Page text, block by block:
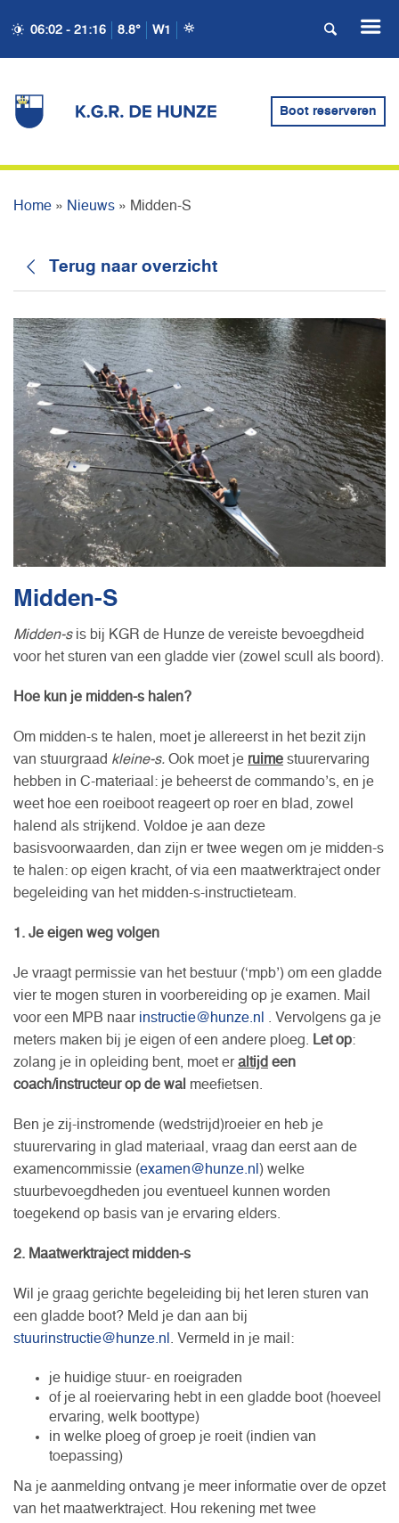
06:02 - 21:16 8.8° W1
Boot reserveren
Home » Nieuws » Midden-S
Terug naar overzicht
Midden-S
Midden-sis bij KGR de Hunze de vereiste bevoegdheid
voor het sturen van een gladde vier (zowel scull als boord).
Hoe kun je midden-s halen?
Om midden-s te halen, moet je allereerst in het bezit zijn
van stuurgraad kleine-s. Ook moet je ruime stuurervaring
hebben in C-materiaal: je beheerst de commando’s, en je
weet hoe een roeiboot reageert op roer en blad, zowel
halend als strijkend. Voldoe je aan deze
basisvoorwaarden, dan zijn er twee wegen om je midden-s
te halen: op eigen kracht, of via een maatwerktraject onder
begeleiding van het midden-s-instructieteam.
1. Je eigen weg volgen
Je vraagt permissie van het bestuur (‘mpb’) om een gladde
vier te mogen sturen in voorbereiding op je examen. Mail
voor een MPB naar instructie@hunze.nl
. Vervolgens ga je
meters maken bij je eigen of een andere ploeg. Let op:
zolang je in opleiding bent, moet eraltijd een
coach/instructeur op de wal meefietsen.
Ben je zij-instromende (wedstrijd)roeier en heb je
stuurervaring in glad materiaal, vraag dan eerst aan de
examencommissie (examen@hunze.nl ) welke
stuurbevoegdheden jou eventueel kunnen worden
toegekend op basis van je ervaring elders.
2. Maatwerktraject midden-s
Wil je graag gerichte begeleiding bij het leren sturen van
een gladde boot? Meld je dan aan bij
stuurinstructie@hunze.nl . Vermeld in je mail:
je huidige stuur- en roeigraden
of je al roeiervaring hebt in een gladde boot (hoeveel
ervaring, welk boottype)
in welke ploeg of groep je roeit (indien van
toepassing)
Na je aanmelding ontvang je meer informatie over de opzet
van het maatwerktraject. Hou rekening met twee